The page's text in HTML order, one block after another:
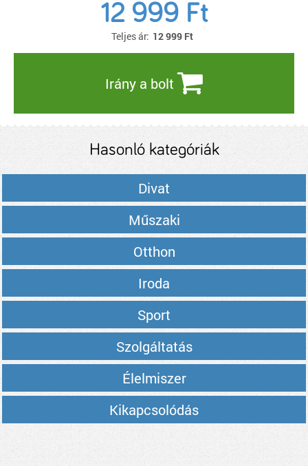
12 999 Ft
Teljes ár: 12 999 Ft
Irány a bolt
Hasonló kategóriák
Divat
Műszaki
Otthon
Iroda
Sport
Szolgáltatás
Élelmiszer
Kikapcsolódás